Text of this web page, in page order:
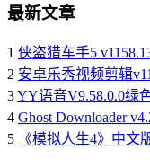
最新文章
1 侠盗猎车手5
2 安卓乐秀视频剪辑
3YY语音V9.58.0.0绿
4 Ghost Downloader
5
《模拟人生4》中文